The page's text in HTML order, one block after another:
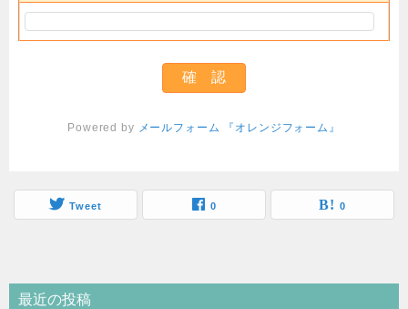
Powered by メールフォーム 『オレンジフォーム』
Tweet 0 0
最近の投稿